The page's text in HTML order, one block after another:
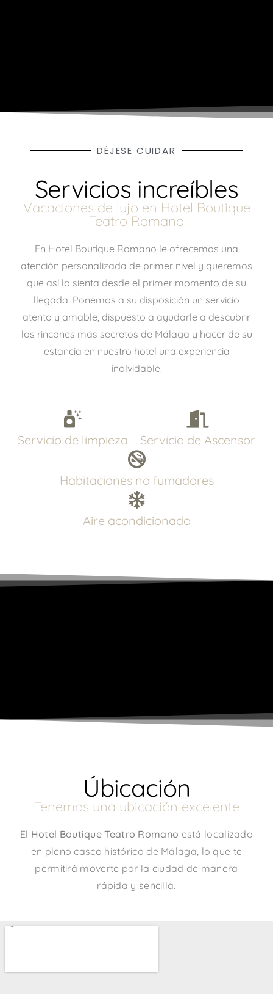
DÉJESE CUIDAR
Servicios increíbles
Vacaciones de lujo en Hotel Boutique
Teatro Romano
En Hotel Boutique Romano le ofrecemos una
atención personalizada de primer nivel y queremos
que así lo sienta desde el primer momento de su
llegada. Ponemos a su disposición un servicio
atento y amable, dispuesto a ayudarle a descubrir
los rincones más secretos de Málaga y hacer de su
estancia en nuestro hotel una experiencia
inolvidable.
Servicio de limpieza Servicio de Ascensor
Habitaciones no fumadores
Aire acondicionado
Úbicación
Tenemos una ubicación excelente
El Hotel Boutique Teatro Romano está localizado
en pleno casco histórico de Málaga, lo que te
permitirá moverte por la ciudad de manera
rápida y sencilla.